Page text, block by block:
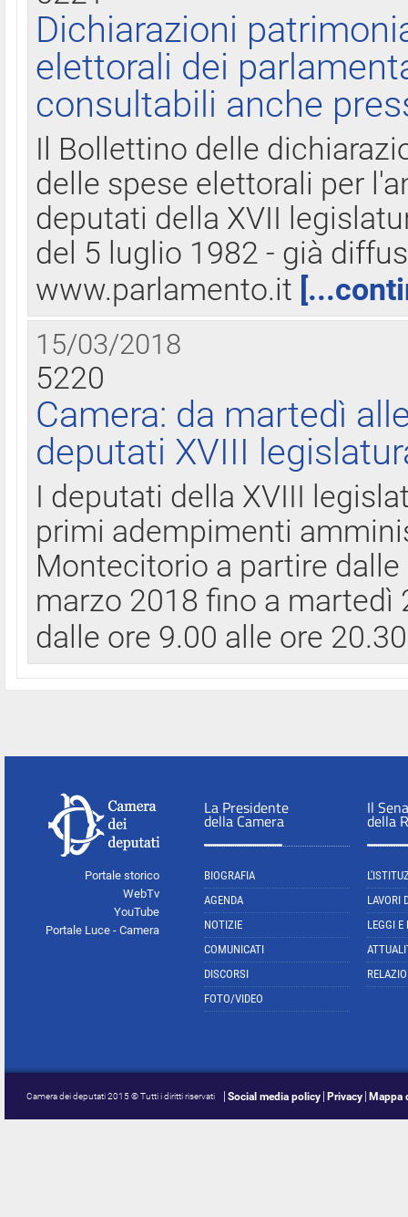
Dichiarazioni
elettorali dei
consultabili anche
Il Bollettino delle
delle spese elettorali per
deputati della XVII
del 5 luglio 1982 - già
www.parlamento.it
15/03/2018
5220
Camera: da martedì
deputati XVIII
I deputati della XVIII
primi adempimenti
Montecitorio a partire
marzo 2018 fino a
dalle ore 9.00 alle ore
Portale storico
WebTv
YouTube
Portale Luce - Camera
La Presidente
della Camera
BIOGRAFIA
AGENDA
NOTIZIE
COMUNICATI
DISCORSI
FOTO/VIDEO
Il
della
LAVORI
LEGGI E
Camera dei deputati 2015 © Tutti i diritti riservati Social media policy Privacy Mappa